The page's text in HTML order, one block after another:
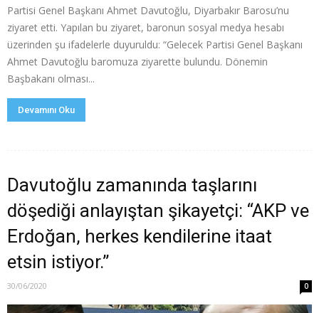
Partisi Genel Başkanı Ahmet Davutoğlu, Diyarbakır Barosu’nu
ziyaret etti. Yapılan bu ziyaret, baronun sosyal medya hesabı
üzerinden şu ifadelerle duyuruldu: “Gelecek Partisi Genel Başkanı
Ahmet Davutoğlu baromuza ziyarette bulundu. Dönemin
Başbakanı olması...
Devamını Oku
Davutoğlu zamanında taşlarını
döşediği anlayıştan şikayetçi: “AKP ve
Erdoğan, herkes kendilerine itaat
etsin istiyor.”
30/06/2020 0